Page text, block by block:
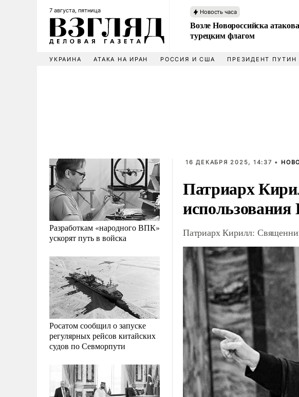
7 августа, пятница Новость часа
Возле Новороссийска
турецким флагом
УКРАИНА АТАКА НА ИРАН РОССИЯ И США ПРЕЗИДЕНТ ПУТИН
Разработкам «народного ВПК»
ускорят путь в войска
Росатом сообщил о запуске
регулярных рейсов китайских
судов по Севморпути
16 ДЕКАБРЯ 2025, 14:37 •
Патриарх
Патриарх Кирилл: